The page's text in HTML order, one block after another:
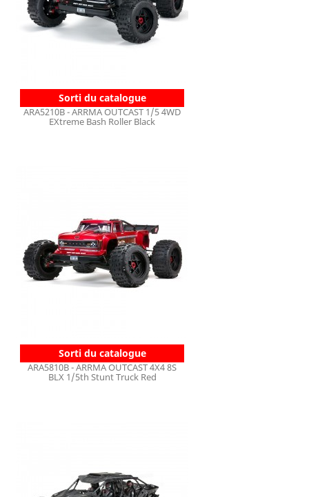
Sorti du catalogue
ARA5210B - ARRMA OUTCAST 1/5 4WD
EXtreme Bash Roller Black
Sorti du catalogue
ARA5810B - ARRMA OUTCAST 4X4 8S
BLX 1/5th Stunt Truck Red